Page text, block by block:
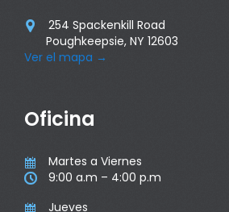

254 Spackenkill Road
Poughkeepsie, NY 12603
Ver el mapa →
Oficina
 Martes a Viernes
 9:00 a.m – 4:00 p.m
 Jueves